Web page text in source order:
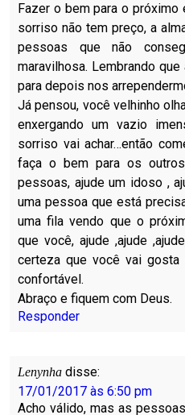
Fazer o bem para o próximo
sorriso não tem preço, a
pessoas que não
maravilhosa. Lembrando
para depois nos
Já pensou, você velhinho
enxergando um vazio
sorriso vai achar…então
faça o bem para os
pessoas, ajude um idoso ,
uma pessoa que está
uma fila vendo que o
que você, ajude ,ajude
certeza que você vai
confortável.
Abraço e fiquem com Deus.
Responder
Lenynha disse:
17/01/2017 às 6:50 pm
Acho válido, mas as